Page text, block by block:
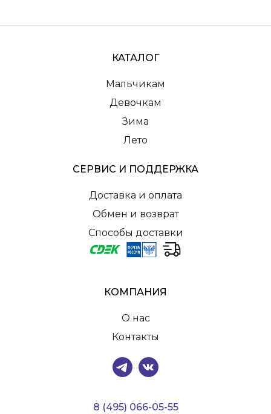
КАТАЛОГ
Мальчикам
Девочкам
Зима
Лето
СЕРВИС И ПОДДЕРЖКА
Доставка и оплата
Обмен и возврат
Способы доставки
КОМПАНИЯ
О нас
Контакты
8 (495) 066-05-55